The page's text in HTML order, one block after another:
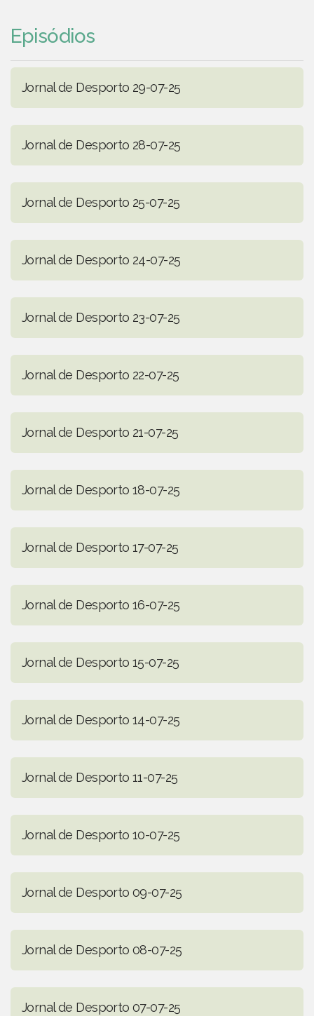
Episódios
Jornal de Desporto 29-07-25
Jornal de Desporto 28-07-25
Jornal de Desporto 25-07-25
Jornal de Desporto 24-07-25
Jornal de Desporto 23-07-25
Jornal de Desporto 22-07-25
Jornal de Desporto 21-07-25
Jornal de Desporto 18-07-25
Jornal de Desporto 17-07-25
Jornal de Desporto 16-07-25
Jornal de Desporto 15-07-25
Jornal de Desporto 14-07-25
Jornal de Desporto 11-07-25
Jornal de Desporto 10-07-25
Jornal de Desporto 09-07-25
Jornal de Desporto 08-07-25
Jornal de Desporto 07-07-25